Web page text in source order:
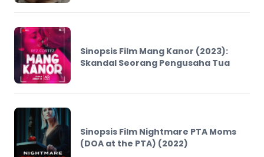
Sinopsis Film Mang Kanor (2023):
Skandal Seorang Pengusaha Tua
Sinopsis Film Nightmare PTA Moms
(DOA at the PTA) (2022)